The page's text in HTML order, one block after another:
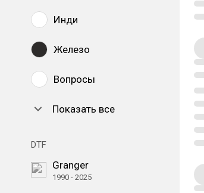
Инди
Железо
Вопросы
Показать все
DTF
Granger
1990 - 2025